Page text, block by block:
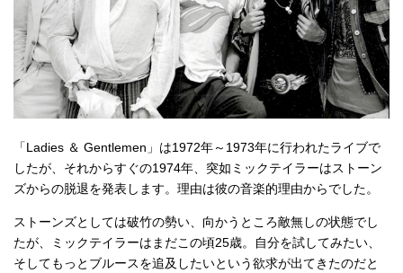
「Ladies ＆ Gentlemen」は1972年～1973年に行われたライブで
したが、それからすぐの1974年、突如ミックテイラーはストーン
ズからの脱退を発表します。理由は彼の音楽的理由からでした。
ストーンズとしては破竹の勢い、向かうところ敵無しの状態でし
たが、ミックテイラーはまだこの頃25歳。自分を試してみたい、
そしてもっとブルースを追及したいという欲求が出てきたのだと